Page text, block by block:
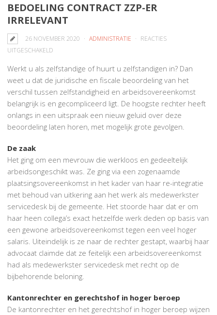
BEDOELING CONTRACT ZZP-ER
IRRELEVANT
26 NOVEMBER 2020 ADMINISTRATIE
REACTIES
UITGESCHAKELD
CONTRACT
ZZP-
ER
IRRELEVANT
Werkt u als zelfstandige of huurt u zelfstandigen in? Dan
weet u dat de juridische en fiscale beoordeling van het
verschil tussen zelfstandigheid en arbeidsovereenkomst
belangrijk is en gecompliceerd ligt. De hoogste rechter heeft
onlangs in een uitspraak een nieuw geluid over deze
beoordeling laten horen, met mogelijk grote gevolgen.
De zaak
Het ging om een mevrouw die werkloos en gedeeltelijk
arbeidsongeschikt was. Ze ging via een zogenaamde
plaatsingsovereenkomst in het kader van haar re-integratie
met behoud van uitkering aan het werk als medewerkster
servicedesk bij de gemeente. Het stoorde haar dat er om
haar heen collega’s exact hetzelfde werk deden op basis van
een gewone arbeidsovereenkomst tegen een veel hoger
salaris. Uiteindelijk is ze naar de rechter gestapt, waarbij haar
advocaat claimde dat ze feitelijk een arbeidsovereenkomst
had als medewerkster servicedesk met recht op de
bijbehorende beloning.
Kantonrechter en gerechtshof in hoger beroep
De kantonrechter en het gerechtshof in hoger beroep wijzen